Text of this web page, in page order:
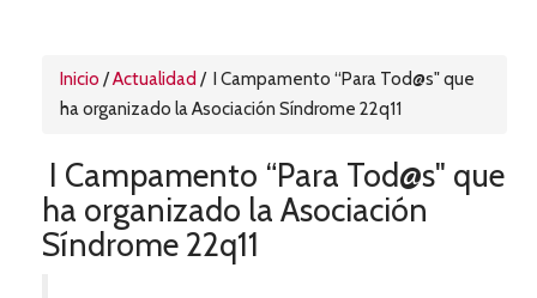
Inicio /Actualidad / I Campamento “Para Tod@s" que
ha organizado la Asociación Síndrome 22q11
I Campamento “Para Tod@s" que
ha organizado la Asociación
Síndrome 22q11